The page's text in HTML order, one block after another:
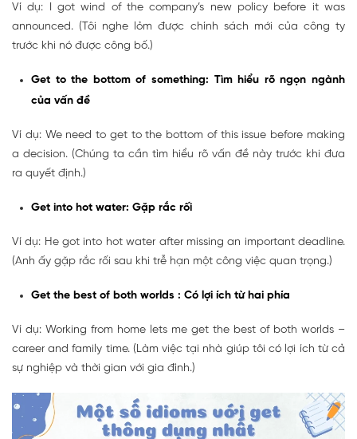
Ví dụ: I got wind of the company’s new policy before it was
announced. (Tôi nghe lỏm được chính sách mới của công ty
trước khi nó được công bố.)
Get to the bottom of something: Tìm hiểu rõ ngọn ngành
của vấn đề
Ví dụ: We need to get to the bottom of this issue before making
a decision. (Chúng ta cần tìm hiểu rõ vấn đề này trước khi đưa
ra quyết định.)
Get into hot water: Gặp rắc rối
Ví dụ: He got into hot water after missing an important deadline.
(Anh ấy gặp rắc rối sau khi trễ hạn một công việc quan trọng.)
Get the best of both worlds : Có lợi ích từ hai phía
Ví dụ: Working from home lets me get the best of both worlds –
career and family time. (Làm việc tại nhà giúp tôi có lợi ích từ cả
sự nghiệp và thời gian với gia đình.)